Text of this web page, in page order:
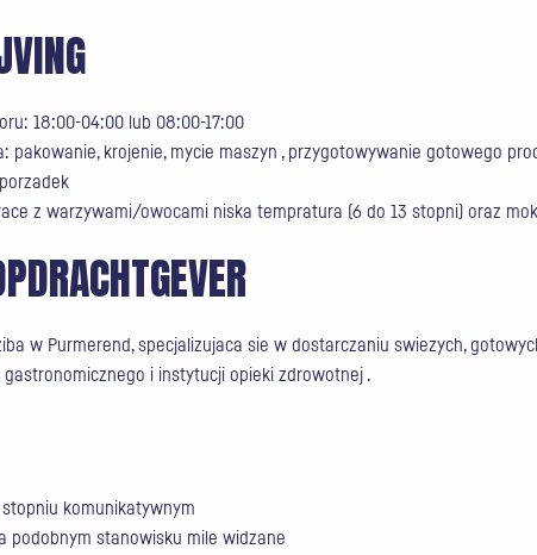
18:00-04:00 lub 08:00-17:00
pakowanie, krojenie, mycie maszyn , przygotowywanie gotowego
z warzywami/owocami niska tempratura (6 do 13 stopni) oraz
w Purmerend, specjalizujaca sie w dostarczaniu swiezych,
i instytucji opieki zdrowotnej .
komunikatywnym
podobnym stanowisku mile widzane